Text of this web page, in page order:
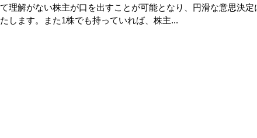
て理解がない株主が口を出すことが可能となり、円滑な意思決定
します。また1株でも持っていれば、株主...